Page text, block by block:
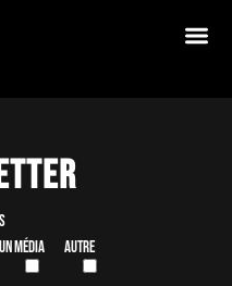
Un média Autre